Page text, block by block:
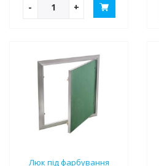
- +
Люк під фарбування